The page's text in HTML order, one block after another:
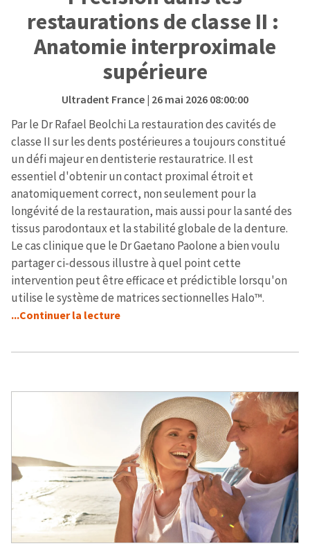
restaurations de classe II :
Anatomie interproximale
supérieure
Ultradent France| 26 mai 2026 08:00:00
Par le Dr Rafael Beolchi La restauration des cavités de
classe II sur les dents postérieures a toujours constitué
un défi majeur en dentisterie restauratrice. Il est
essentiel d'obtenir un contact proximal étroit et
anatomiquement correct, non seulement pour la
longévité de la restauration, mais aussi pour la santé des
tissus parodontaux et la stabilité globale de la denture.
Le cas clinique que le Dr Gaetano Paolone a bien voulu
partager ci-dessous illustre à quel point cette
intervention peut être efficace et prédictible lorsqu'on
utilise le système de matrices sectionnelles Halo™.
...Continuer la lecture